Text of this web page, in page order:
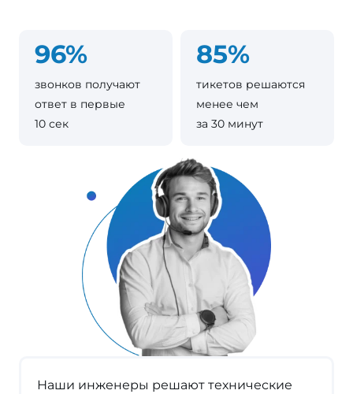
Наши инженеры решают технические
96%
звонков получают
ответ в первые
10 сек
85%
тикетов решаются
менее чем
за 30 минут